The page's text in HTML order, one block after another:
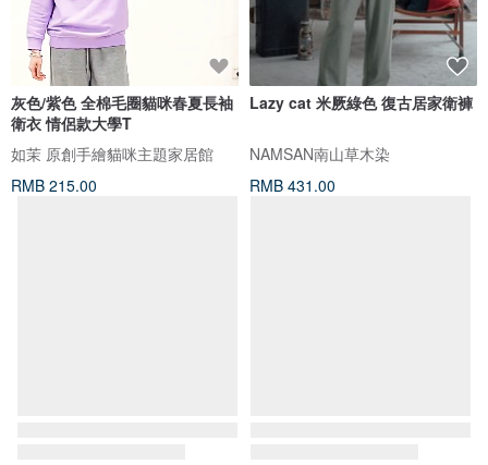
灰色/紫色 全棉毛圈貓咪春夏長袖
衛衣 情侶款大學T
如茉 原創手繪貓咪主題家居館
RMB 215.00
Lazy cat 米厥綠色 復古居家衛褲
NAMSAN南山草木染
RMB 431.00